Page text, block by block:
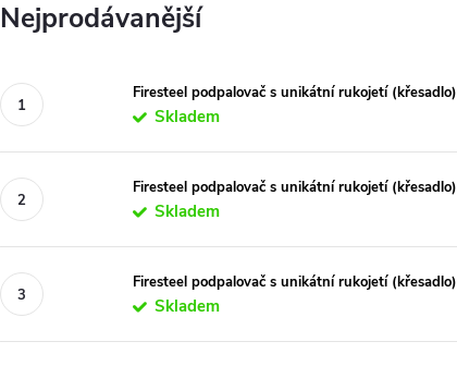
Nejprodávanější
Firesteel podpalovač s unikátní rukojetí (křesadlo)
Skladem
Firesteel podpalovač s unikátní rukojetí (křesadlo)
Skladem
Firesteel podpalovač s unikátní rukojetí (křesadlo)
Skladem